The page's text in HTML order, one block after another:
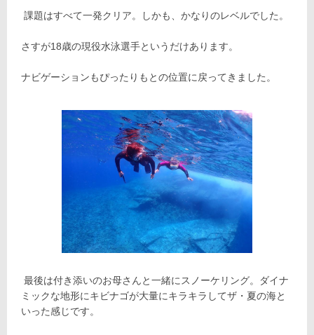
課題はすべて一発クリア。しかも、かなりのレベルでした。
さすが18歳の現役水泳選手というだけあります。
ナビゲーションもぴったりもとの位置に戻ってきました。
最後は付き添いのお母さんと一緒にスノーケリング。ダイナ
ミックな地形にキビナゴが大量にキラキラしてザ・夏の海と
いった感じです。